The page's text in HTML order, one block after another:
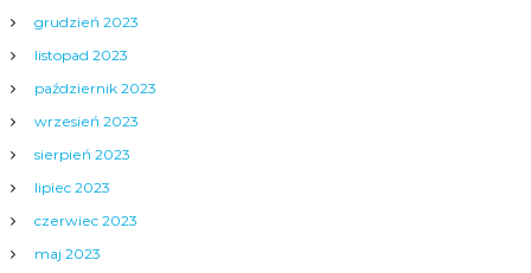
grudzień 2023
listopad 2023
październik 2023
wrzesień 2023
sierpień 2023
lipiec 2023
czerwiec 2023
maj 2023